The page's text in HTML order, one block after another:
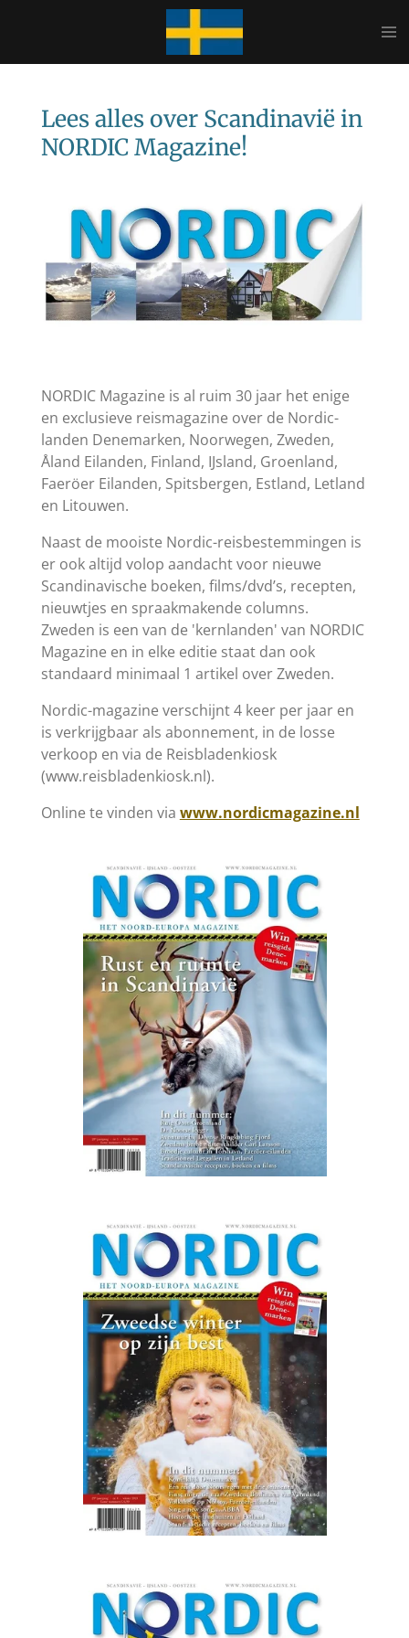
naar
hoofdinhoud
Lees alles over Scandinavië in
NORDIC Magazine!
NORDIC Magazine is al ruim 30 jaar het enige
en exclusieve reismagazine over de Nordic-
landen Denemarken, Noorwegen, Zweden,
Åland Eilanden, Finland, IJsland, Groenland,
Faeröer Eilanden, Spitsbergen, Estland, Letland
en Litouwen.
Naast de mooiste Nordic-reisbestemmingen is
er ook altijd volop aandacht voor nieuwe
Scandinavische boeken, films/dvd’s, recepten,
nieuwtjes en spraakmakende columns.
Zweden is een van de 'kernlanden' van NORDIC
Magazine en in elke editie staat dan ook
standaard minimaal 1 artikel over Zweden.
Nordic-magazine verschijnt 4 keer per jaar en
is verkrijgbaar als abonnement, in de losse
verkoop en via de Reisbladenkiosk
(www.reisbladenkiosk.nl).
Online te vinden via www.nordicmagazine.nl